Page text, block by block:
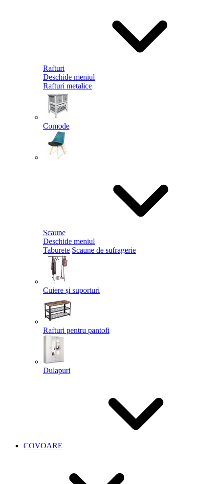
Rafturi
Deschide meniul
Rafturi metalice
Comode
Scaune
Deschide meniul
Taburete Scaune de sufragerie
Cuiere și suporturi
Rafturi pentru pantofi
Dulapuri
COVOARE